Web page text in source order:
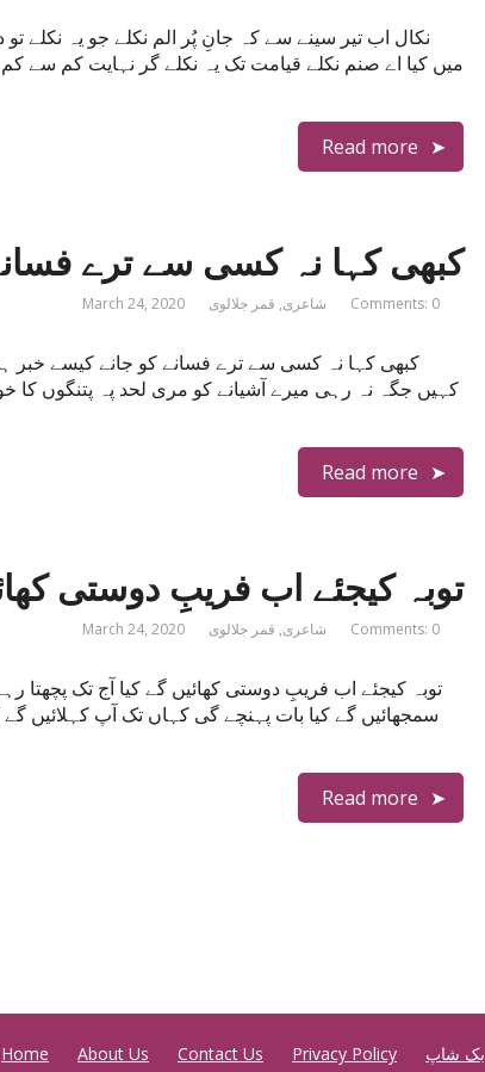
نکال اب تیر سینے سے کہ جانِ پُر الم نکلے جو یہ نکلے
میں کیا اے صنم نکلے قیامت تک یہ نکلے گر نہایت کم
Read more
کبھی کہا نہ کسی سے ترے
March 24, 2020 شاعری, قمر جلالوی Comments: 0
کبھی کہا نہ کسی سے ترے فسانے کو جانے کیسے خبر ہو
کہیں جگہ نہ رہی میرے آشیانے کو مری لحد پہ پتنگوں کا
Read more
توبہ کیجئے اب فریبِ دوستی
March 24, 2020 شاعری, قمر جلالوی Comments: 0
توبہ کیجئے اب فریبِ دوستی کھائیں گے کیا آج تک پچھتا
سمجھائیں گے کیا بات پہنچے گی کہاں تک آپ کہلائیں
Read more
Home About Us Contact Us Privacy Policy بک شاپ